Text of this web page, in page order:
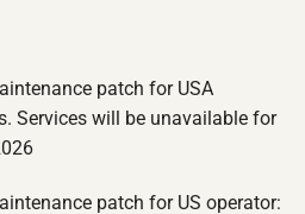
patch for USA
Services will be unavailable for
patch for US operator: